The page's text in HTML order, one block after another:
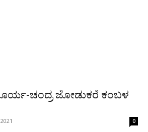
ಚಂದ್ರ ಜೋಡುಕರೆ ಕಂಬಳ
0